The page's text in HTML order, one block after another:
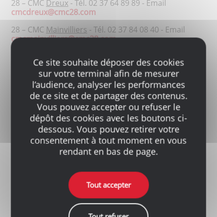
28 – CMC Dreux - Tél. 02 37 64 89 89 - Email
cmcdreux@cmc28.com
28 – CMC Mainvilliers - Tél. 02 37 84 08 40 - Email
cmcmainvilliers@cmc28.com
72 – Thoreau
La Ferté-Bernard
- Tél. 02 43 60 16 16 -
thoreau@chavigny.fr
Pour les enlèvements :
Les commandes doivent être impérativement
passées par téléphone ou par email directement au
numéro et email de chaque agence. Aucun autre
canal de commande n'est ouvert. Il est inutile de
de gérer votre commande.
Préparation des commandes par notre équipe selon
les règles d’hygiène et de sécurité.
Ce site souhaite déposer des cookies
sur votre terminal afin de mesurer
l’audience, analyser les performances
de ce site et de partager des contenus.
Vous pouvez accepter ou refuser le
dépôt des cookies avec les boutons ci-
dessous. Vous pouvez retirer votre
consentement à tout moment en vous
rendant en bas de page.
Tout accepter